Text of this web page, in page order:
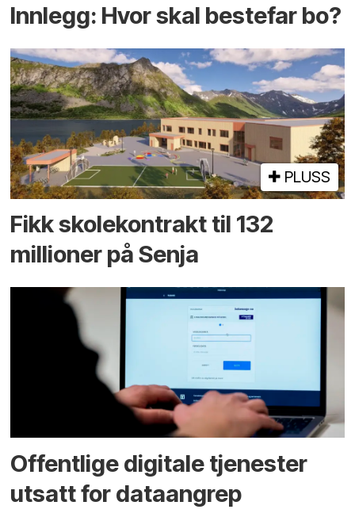
Innlegg: Hvor skal bestefar bo?
PLUSS
Fikk skole­kontrakt til 132
millioner på Senja
Offentlige digitale tjenester
utsatt for dataangrep